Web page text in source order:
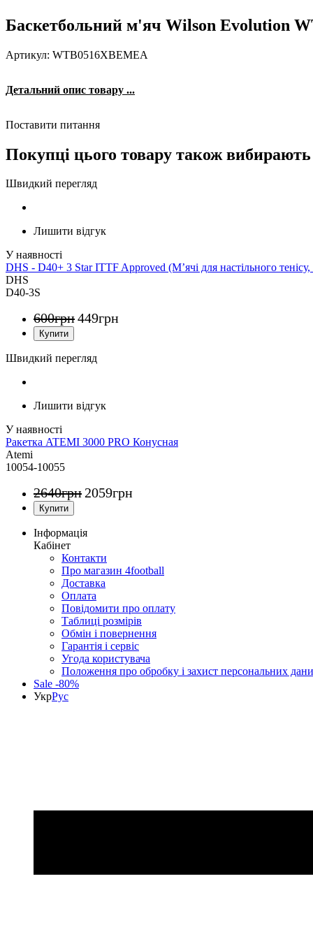
Баскетбольний м'яч Wilson Evolution
Артикул: WTB0516XBEMEA
Детальний опис товару ...
Поставити питання
Покупці цього товару також вибирають
Швидкий перегляд
Лишити відгук
DHS - D40+ 3 Star ITTF Approved (М’ячі для настільного
DHS
D40-3S
600грн449грн
Швидкий перегляд
Лишити відгук
Ракетка ATEMI 3000 PRO Конусная
Atemi
10054-10055
2640грн2059грн
Інформація
Кабінет
Контакти
Про магазин 4football
Доставка
Оплата
Повідомити про оплату
Таблиці розмірів
Обмін і повернення
Гарантія і сервіс
Угода користувача
Положення про обробку і захист персональних
Sale -80%
УкрРус